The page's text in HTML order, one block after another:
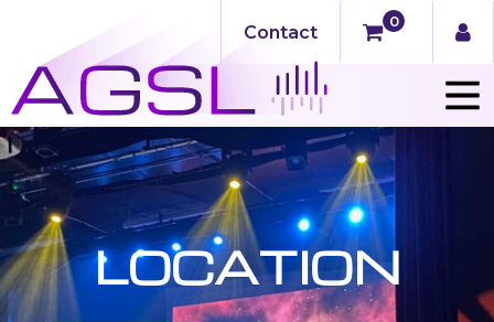
Contact
0
LOCATION